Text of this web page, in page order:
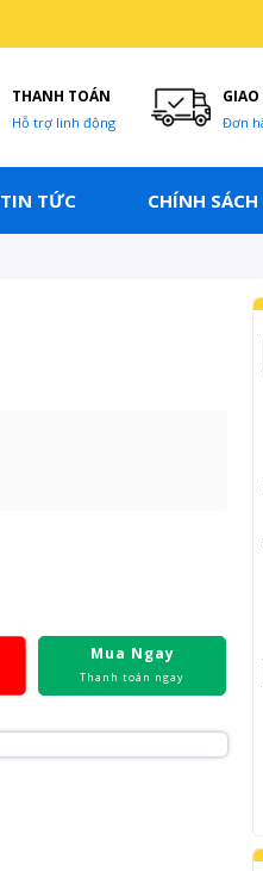
THANH TOÁN
Hỗ trợ linh động Đơn
TIN TỨC CHÍNH SÁCH
Mua Ngay
Thanh toán ngay